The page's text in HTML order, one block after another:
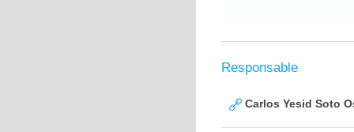
Responsable
Carlos Yesid Soto